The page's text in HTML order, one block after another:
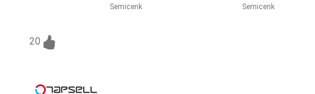
Semicenk
Semicenk
20